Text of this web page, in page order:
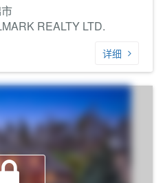
REALTY LTD.
详细